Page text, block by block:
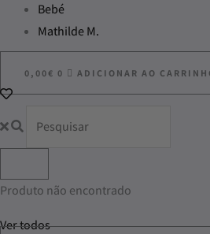
Bebé
Mathilde M.
0,00€ 0 ADICIONAR AO
Produto não encontrado
Ver todos